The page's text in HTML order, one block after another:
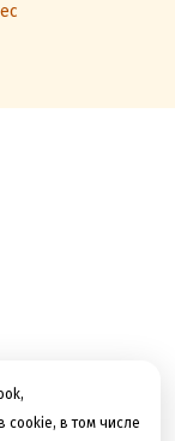
cookie, в том числе